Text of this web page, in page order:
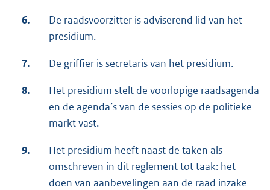
6.
De raadsvoorzitter is adviserend lid van het
presidium.
7. De griffier is secretaris van het presidium.
8.
Het presidium stelt de voorlopige raadsagenda
en de agenda’s van de sessies op de politieke
markt vast.
9.
Het presidium heeft naast de taken als
omschreven in dit reglement tot taak: het
doen van aanbevelingen aan de raad inzake